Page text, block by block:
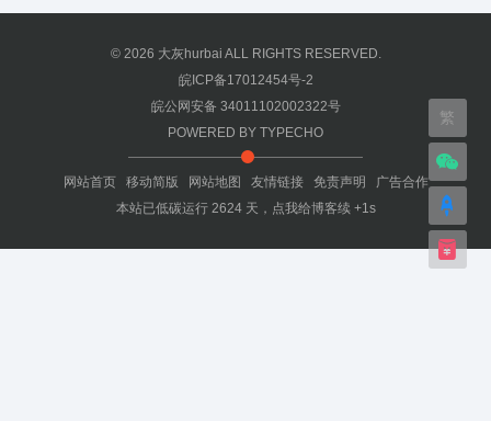
© 2026 大灰hurbai ALL RIGHTS RESERVED.
皖ICP备17012454号-2
皖公网安备 34011102002322号
POWERED BY TYPECHO
网站首页 移动简版 网站地图 友情链接 免责声明
广告合作
本站已低碳运行2624 天， 点我给博客续 +1s
繁